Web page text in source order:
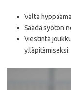
Vältä
Säädä syötön
Viestintä
ylläpitämiseksi.